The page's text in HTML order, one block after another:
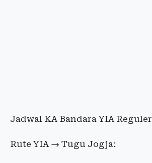
Jadwal KA Bandara YIA Reguler
Rute YIA → Tugu Jogja: